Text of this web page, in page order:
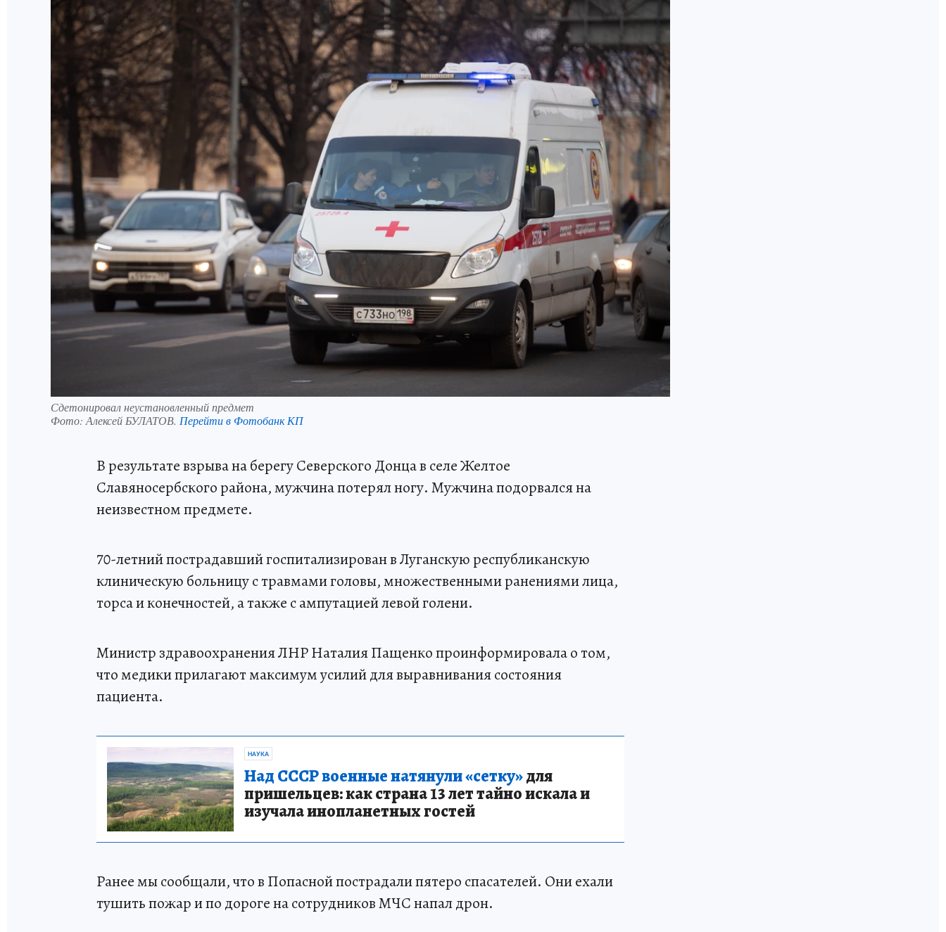
Сдетонировал неустановленный предмет
Фото: Алексей БУЛАТОВ. Перейти в Фотобанк КП
В результате взрыва на берегу Северского Донца в селе Желтое
Славяносербского района, мужчина потерял ногу. Мужчина подорвался на
неизвестном предмете.
70-летний пострадавший госпитализирован в Луганскую республиканскую
клиническую больницу с травмами головы, множественными ранениями лица,
торса и конечностей, а также с ампутацией левой голени.
Министр здравоохранения ЛНР Наталия Пащенко проинформировала о том,
что медики прилагают максимум усилий для выравнивания состояния
пациента.
НАУКА
Над СССР военные натянули «сетку»для
пришельцев: как страна 13 лет тайно искала и
изучала инопланетных гостей
Ранее мы сообщали, что в Попасной пострадали пятеро спасателей. Они ехали
тушить пожар и по дороге на сотрудников МЧС напал дрон.